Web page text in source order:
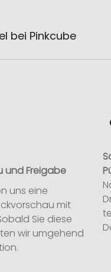
bei Pinkcube
und Freigabe
uns eine
mit
Sie diese
wir umgehend